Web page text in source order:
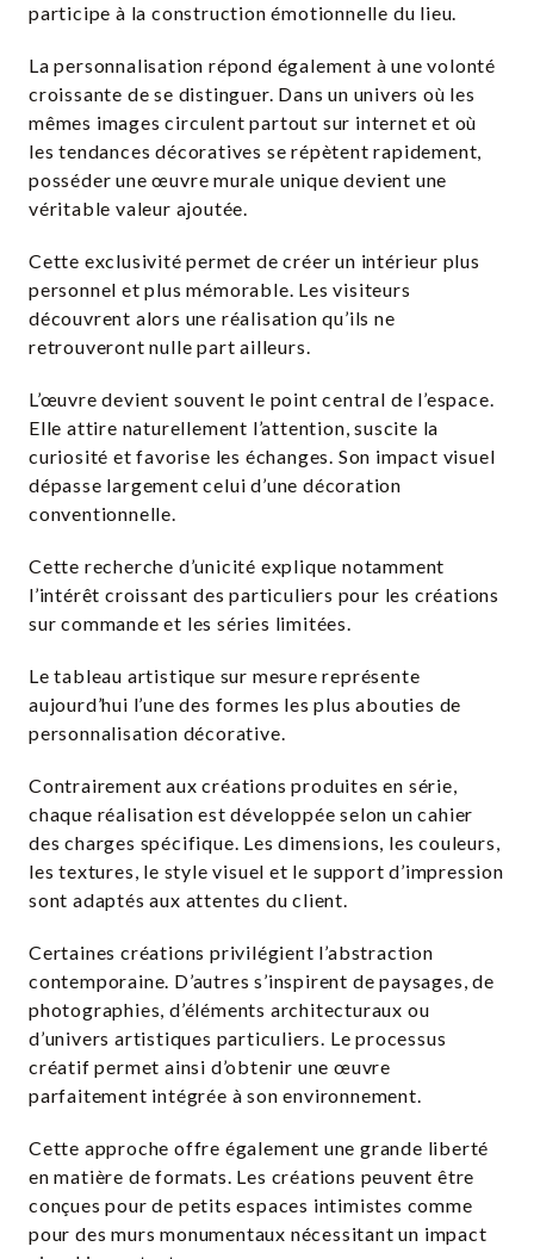
participe à la construction émotionnelle du lieu.
La personnalisation répond également à une volonté
croissante de se distinguer. Dans un univers où les
mêmes images circulent partout sur internet et où
les tendances décoratives se répètent rapidement,
posséder une œuvre murale unique devient une
véritable valeur ajoutée.
Cette exclusivité permet de créer un intérieur plus
personnel et plus mémorable. Les visiteurs
découvrent alors une réalisation qu’ils ne
retrouveront nulle part ailleurs.
L’œuvre devient souvent le point central de l’espace.
Elle attire naturellement l’attention, suscite la
curiosité et favorise les échanges. Son impact visuel
dépasse largement celui d’une décoration
conventionnelle.
Cette recherche d’unicité explique notamment
l’intérêt croissant des particuliers pour les créations
sur commande et les séries limitées.
Le tableau artistique sur mesure représente
aujourd’hui l’une des formes les plus abouties de
personnalisation décorative.
Contrairement aux créations produites en série,
chaque réalisation est développée selon un cahier
des charges spécifique. Les dimensions, les couleurs,
les textures, le style visuel et le support d’impression
sont adaptés aux attentes du client.
Certaines créations privilégient l’abstraction
contemporaine. D’autres s’inspirent de paysages, de
photographies, d’éléments architecturaux ou
d’univers artistiques particuliers. Le processus
créatif permet ainsi d’obtenir une œuvre
parfaitement intégrée à son environnement.
Cette approche offre également une grande liberté
en matière de formats. Les créations peuvent être
conçues pour de petits espaces intimistes comme
pour des murs monumentaux nécessitant un impact